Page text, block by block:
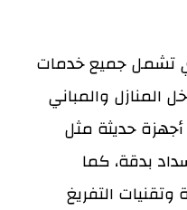
تشمل جميع خدمات
المنازل والمباني
أجهزة حديثة مثل
بدقة، كما
التفريغ